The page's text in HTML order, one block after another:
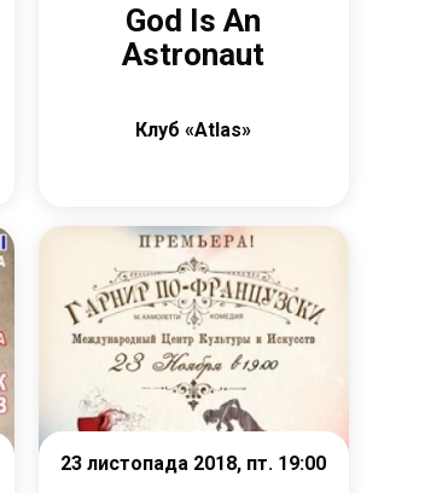
God Is An
Astronaut
Клуб «Atlas»
Детальніше
23 листопада 2018, пт. 19:00